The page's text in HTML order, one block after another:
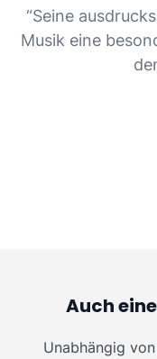
“Seine
Musik eine
Auch
Unabhängig